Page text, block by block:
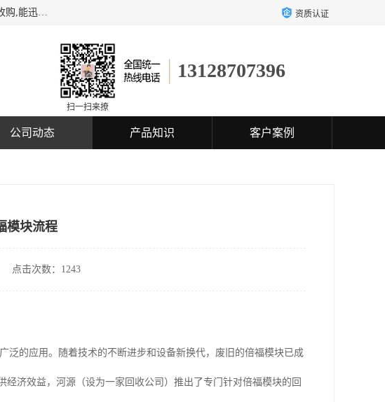
深圳市福田区诚芯源电子商行主营业务：回收BECKHOFF模块、回收欧姆龙光电开关、回收松下光电开关等，一站式收购,能迅速便捷为客户消化库存、减少仓储、回笼资金，我们交易灵活方便，现金支付，价格优势合理，热情欢迎有库存需要处理的客户。 资质认证
13128707396
扫一扫来撩
公司动态 产品知识 客户案例
模块流程
点击次数：1243
泛的应用。随着技术的不断进步和设备新换代，废旧的倍福模块已成
济效益，河源（设为一家回收公司）推出了专门针对倍福模块的回